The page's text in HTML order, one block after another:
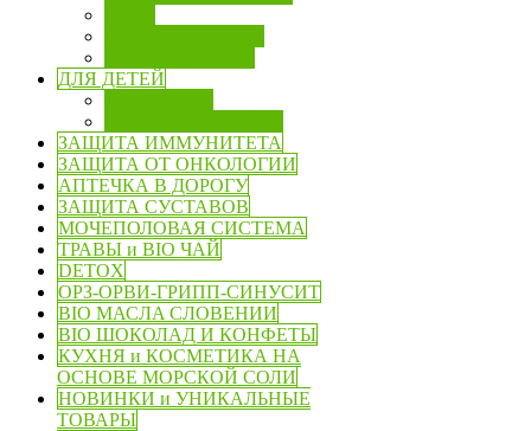
ДЛЯ ДЕТЕЙ
ЗАЩИТА ИММУНИТЕТА
ЗАЩИТА ОТ ОНКОЛОГИИ
АПТЕЧКА В ДОРОГУ
ЗАЩИТА СУСТАВОВ
МОЧЕПОЛОВАЯ СИСТЕМА
ТРАВЫ и BIO ЧАЙ
DETOX
ОРЗ-ОРВИ-ГРИПП-СИНУСИТ
BIO МАСЛA СЛОВЕНИИ
BIO ШОКОЛАД И КОНФЕТЫ
КУХНЯ и КОСМЕТИКА НА
ОСНОВЕ МОРСКОЙ СОЛИ
НОВИНКИ и УНИКАЛЬНЫЕ
ТОВАРЫ